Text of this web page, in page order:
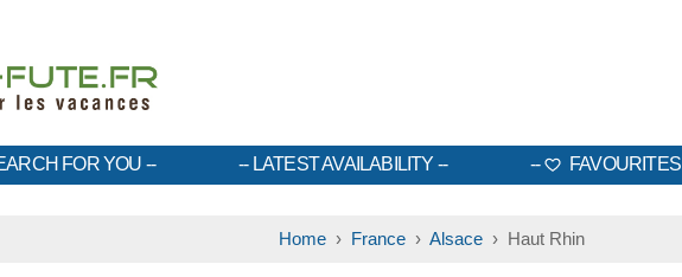
FOR YOU LATEST AVAILABILITY FAVOURITES
Home› France› Alsace› Haut Rhin